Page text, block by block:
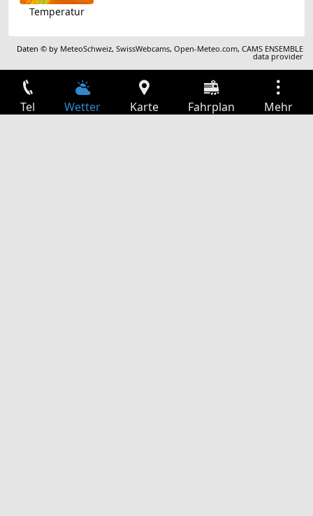
Temperatur
Daten © by MeteoSchweiz,SwissWebcams,Open-Meteo.com,CAMS ENSEMBLE
data provider
Tel Wetter Karte Fahrplan Mehr